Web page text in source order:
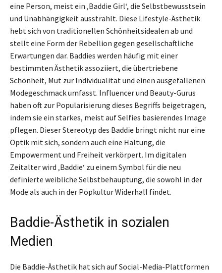
eine Person, meist ein ‚Baddie Girl‘, die Selbstbewusstsein
und Unabhängigkeit ausstrahlt. Diese Lifestyle-Ästhetik
hebt sich von traditionellen Schönheitsidealen ab und
stellt eine Form der Rebellion gegen gesellschaftliche
Erwartungen dar. Baddies werden häufig mit einer
bestimmten Ästhetik assoziiert, die übertriebene
Schönheit, Mut zur Individualität und einen ausgefallenen
Modegeschmack umfasst. Influencer und Beauty-Gurus
haben oft zur Popularisierung dieses Begriffs beigetragen,
indem sie ein starkes, meist auf Selfies basierendes Image
pflegen. Dieser Stereotyp des Baddie bringt nicht nur eine
Optik mit sich, sondern auch eine Haltung, die
Empowerment und Freiheit verkörpert. Im digitalen
Zeitalter wird ‚Baddie‘ zu einem Symbol für die neu
definierte weibliche Selbstbehauptung, die sowohl in der
Mode als auch in der Popkultur Widerhall findet.
Baddie-Ästhetik in sozialen
Medien
Die Baddie-Ästhetik hat sich auf Social-Media-Plattformen